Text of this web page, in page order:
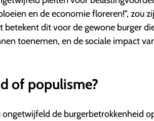
en de economie floreren!", zou
betekent dit voor de gewone burger
toenemen, en de sociale impact
of populisme?
de burgerbetrokkenheid